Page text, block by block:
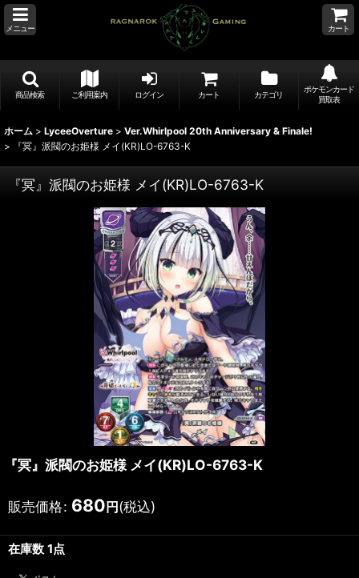
メニュー カート
商品検索 ご利用案内 ログイン カート カテゴリ
ポケモンカード
買取表
ホーム > LyceeOverture > Ver.Whirlpool 20th Anniversary & Finale!
>
『冥』派閥のお姫様 メイ(KR)LO-6763-K
『冥』派閥のお姫様 メイ(KR)LO-6763-K
『冥』派閥のお姫様 メイ(KR)LO-6763-K
販売価格: 680 円 (税込)
在庫数 1点